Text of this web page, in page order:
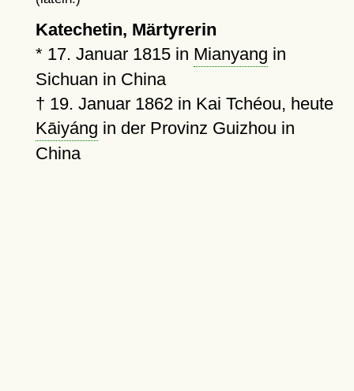
Katechetin, Märtyrerin
* 17. Januar 1815in Mianyang in
Sichuan in China
† 19. Januar 1862in Kai Tchéou, heute
Kāiyáng in der Provinz Guizhou in
China